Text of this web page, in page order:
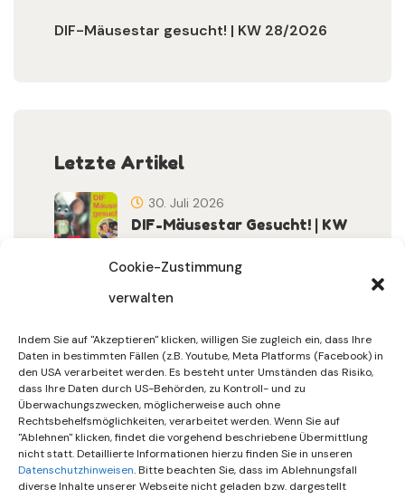
Cookie-Zustimmung
verwalten
Indem Sie auf "Akzeptieren" klicken, willigen Sie zugleich ein, dass Ihre
Daten in bestimmten Fällen (z.B. Youtube, Meta Platforms (Facebook) in
den USA verarbeitet werden. Es besteht unter Umständen das Risiko,
dass Ihre Daten durch US-Behörden, zu Kontroll- und zu
Überwachungszwecken, möglicherweise auch ohne
Rechtsbehelfsmöglichkeiten, verarbeitet werden. Wenn Sie auf
"Ablehnen" klicken, findet die vorgehend beschriebene Übermittlung
nicht statt. Detaillierte Informationen hierzu finden Sie in unseren
Datenschutzhinweisen. Bitte beachten Sie, dass im Ablehnungsfall
diverse Inhalte unserer Webseite nicht geladen bzw. dargestellt
DIF-Mäusestar gesucht! | KW 28/2026
Letzte Artikel
DIF-Mäusestar Gesucht! | KW
30. Juli 2026
Sommerferien | KW 31/…
30. Juli 2026
Gemeinsames Friedensgebet
Setzt Zeichen …
15. Juli 2026